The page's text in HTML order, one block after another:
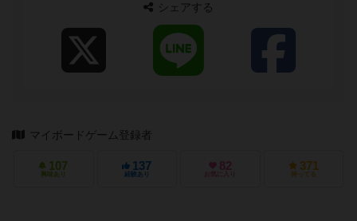
シェアする
マイボードゲーム登録者
107
興味あり
137
経験あり
82
お気に入り
371
持ってる